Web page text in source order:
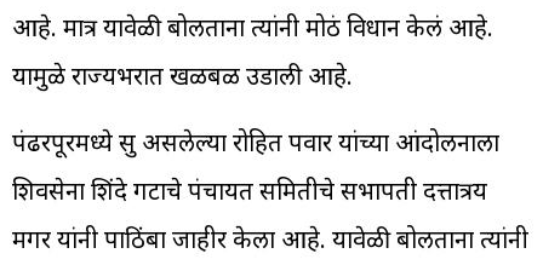
आहे. मात्र यावेळी बोलताना त्यांनी मोठं विधान केलं आहे.
यामुळे राज्यभरात खळबळ उडाली आहे.
पंढरपूरमध्ये सुरू असलेल्या रोहित पवार यांच्या आंदोलनाला
शिवसेना शिंदे गटाचे पंचायत समितीचे सभापती दत्तात्रय
मगर यांनी पाठिंबा जाहीर केला आहे. यावेळी बोलताना त्यांनी